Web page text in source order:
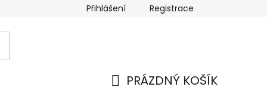
Náhradní plnění Moje objednávka
Přihlášení Registrace
PRÁZDNÝ KOŠÍK